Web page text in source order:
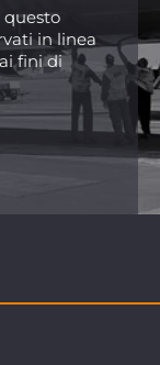
questo
in linea
fini di